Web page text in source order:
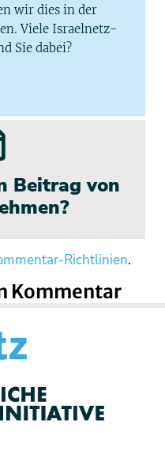
wir dies in der
Viele Israelnetz-
Sie dabei?
Beitrag von
Richtlinien.
Kommentar